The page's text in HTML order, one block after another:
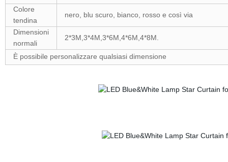
Colore
tendina
nero, blu scuro, bianco, rosso e così via
Dimensioni
normali
2*3M,3*4M,3*6M,4*6M,4*8M.
È possibile personalizzare qualsiasi dimensione